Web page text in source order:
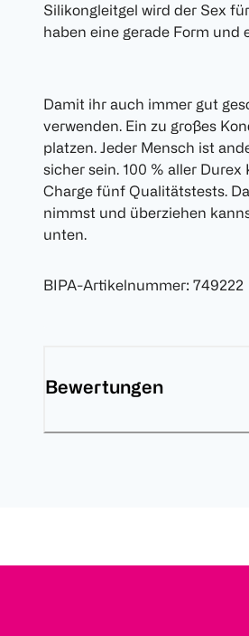
Silikongleitgel wird der Sex
haben eine gerade Form und
Damit ihr auch immer gut
verwenden. Ein zu großes
platzen. Jeder Mensch ist
sicher sein. 100 % aller
Charge fünf Qualitätstests.
nimmst und überziehen
unten.
BIPA-Artikelnummer: 749222
Bewertungen